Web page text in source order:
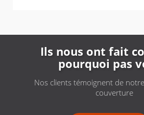
Ils nous ont fait
pourquoi pas
Nos clients témoignent de
couverture